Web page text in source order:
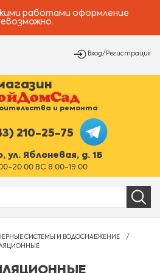
работами оформление
Вход/Регистрация
и ремонта
210-25-75
ул. Яблоневая, д. 1Б
20:00 ВС 8:00-19:00
СИСТЕМЫ И ВОДОСНАБЖЕНИЕ